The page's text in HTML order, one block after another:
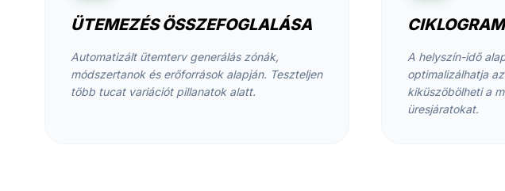
ÜTEMEZÉS ÖSSZEFOGLALÁSA
Automatizált ütemterv generálás zónák,
módszertanok és erőforrások alapján. Teszteljen
több tucat variációt pillanatok alatt.
CIKLOGRAM
A helyszín-idő
optimalizálhatja
kiküszöbölheti a
üresjáratokat.